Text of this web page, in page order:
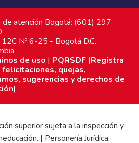
de atención Bogotá: (601) 297
12C Nº 6-25 - Bogotá D.C.
de uso | PQRSDF (Registra
felicitaciones, quejas,
sugerencias y derechos de
superior sujeta a la inspección y
| Personería Jurídica: